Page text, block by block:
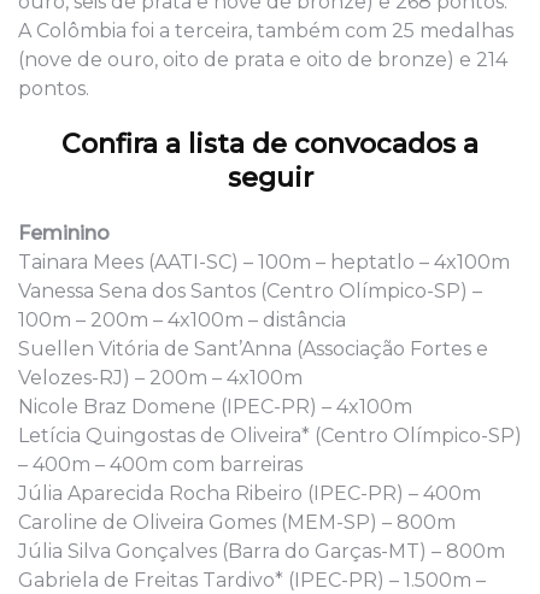
A Colômbia foi a terceira, também com 25 medalhas
(nove de ouro, oito de prata e oito de bronze) e 214
pontos.
Confira a lista de convocados a
seguir
Feminino
Tainara Mees (AATI-SC) – 100m – heptatlo – 4x100m
Vanessa Sena dos Santos (Centro Olímpico-SP) –
100m – 200m – 4x100m – distância
Suellen Vitória de Sant’Anna (Associação Fortes e
Velozes-RJ) – 200m – 4x100m
Nicole Braz Domene (IPEC-PR) – 4x100m
Letícia Quingostas de Oliveira* (Centro Olímpico-SP)
– 400m – 400m com barreiras
Júlia Aparecida Rocha Ribeiro (IPEC-PR) – 400m
Caroline de Oliveira Gomes (MEM-SP) – 800m
Júlia Silva Gonçalves (Barra do Garças-MT) – 800m
Gabriela de Freitas Tardivo* (IPEC-PR) – 1.500m –